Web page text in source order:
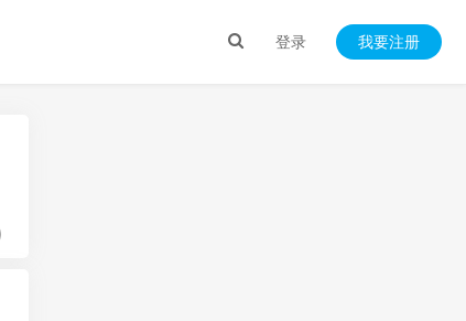
登录 我要注册